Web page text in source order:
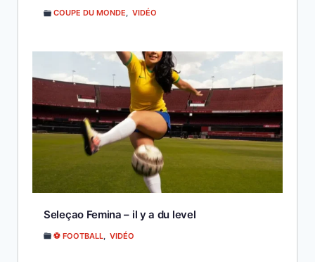
COUPE DU MONDE, VIDÉO
Seleçao Femina – il y a du level
⚽ FOOTBALL VIDÉO